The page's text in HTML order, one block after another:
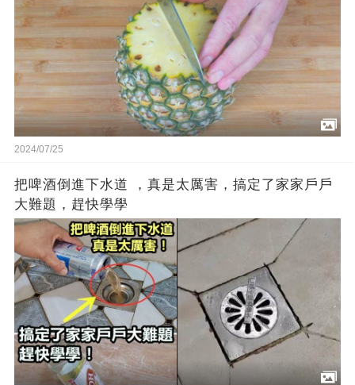
2024/07/25
把啤酒倒進下水道 ，真是太厲害，搞定了家家戶戶
大難題，趕快學學